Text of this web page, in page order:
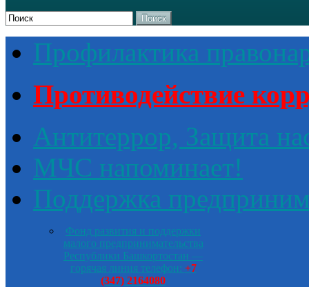
Поиск
Профилактика
Противодействие
Антитеррор, Защита
МЧС напоминает!
Поддержка
Фонд развития и поддержки
малого предпринимательства
Республики Башкортостан —
горячая линия телефон: +7
(347) 2164080